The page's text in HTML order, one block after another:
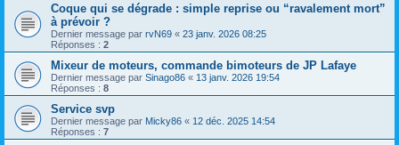
Coque qui se dégrade : simple reprise ou “ravalement mort”
à prévoir ?
Dernier message par rvN69 « 23 janv. 2026 08:25
Réponses : 2
Mixeur de moteurs, commande bimoteurs de JP Lafaye
Dernier message par Sinago86 « 13 janv. 2026 19:54
Réponses : 8
Service svp
Dernier message par Micky86 « 12 déc. 2025 14:54
Réponses : 7